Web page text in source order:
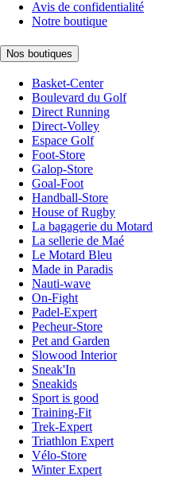
Avis de confidentialité
Notre boutique
Nos boutiques
Basket-Center
Boulevard du Golf
Direct Running
Direct-Volley
Espace Golf
Foot-Store
Galop-Store
Goal-Foot
Handball-Store
House of Rugby
La bagagerie du Motard
La sellerie de Maé
Le Motard Bleu
Made in Paradis
Nauti-wave
On-Fight
Padel-Expert
Pecheur-Store
Pet and Garden
Slowood Interior
Sneak'In
Sneakids
Sport is good
Training-Fit
Trek-Expert
Triathlon Expert
Vélo-Store
Winter Expert